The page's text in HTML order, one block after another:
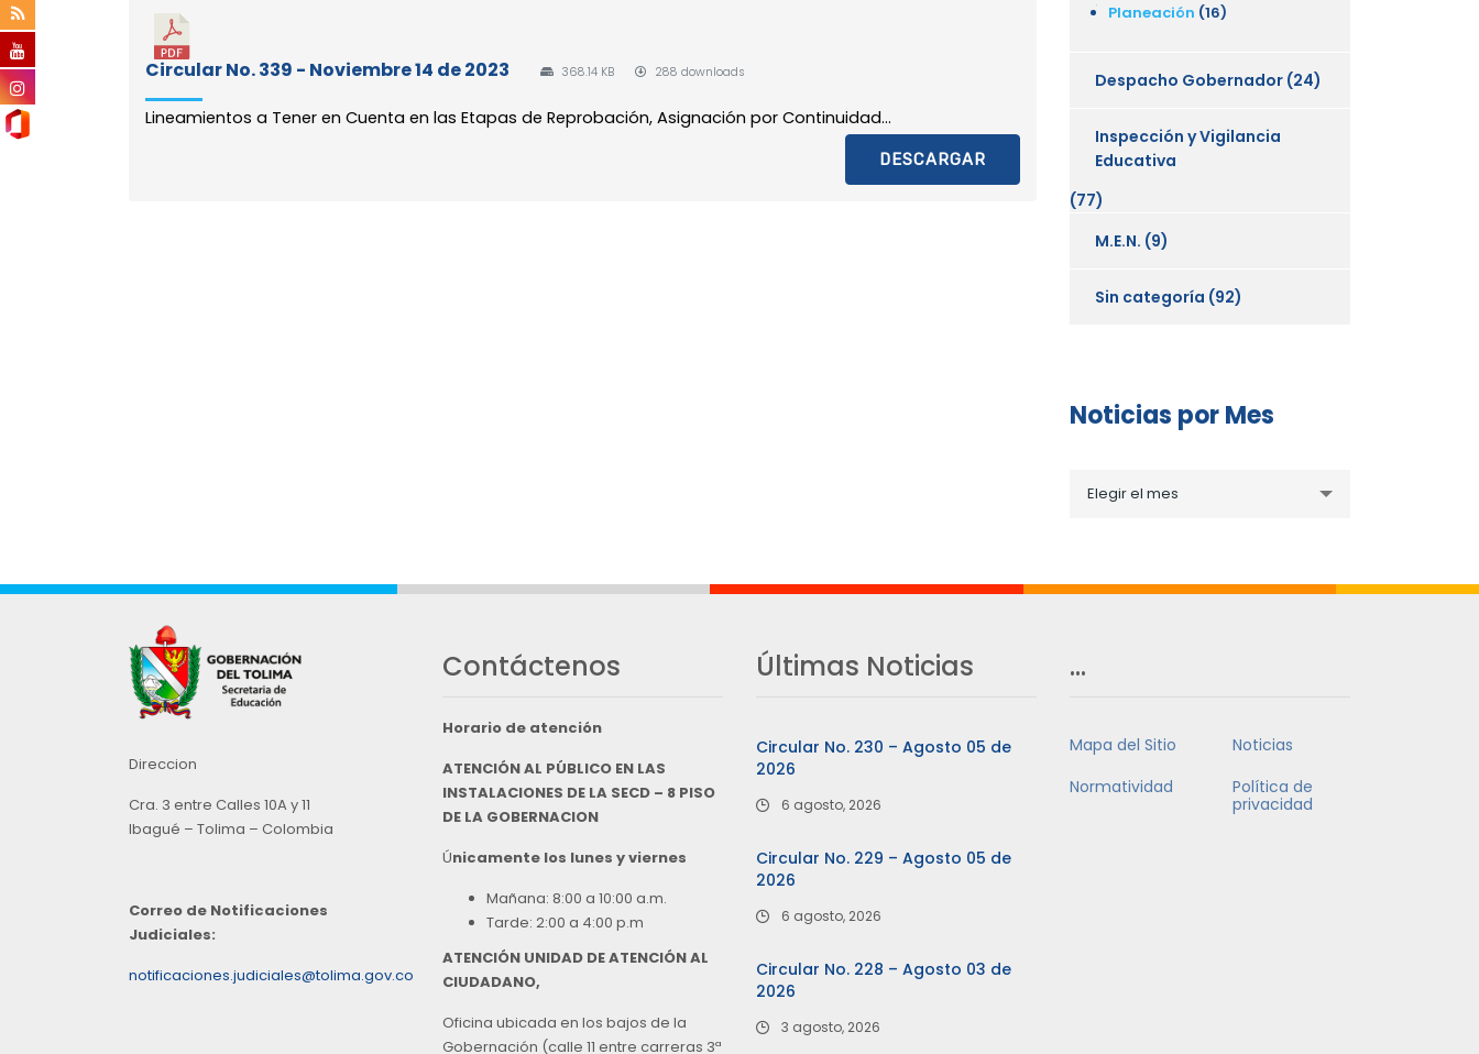
Circular No. 339 - Noviembre 14 de 2023 368.14 KB 288 downloads
Lineamientos a Tener en Cuenta en las Etapas de Reprobación, Asignación por Continuidad...
DESCARGAR
Planeación (16)
Despacho Gobernador (24)
Inspección y Vigilancia
Educativa
(77)
M.E.N. (9)
Sin categoría (92)
Noticias por Mes
porElegir el mes
Direccion
Cra. 3 entre Calles 10A y 11
Ibagué – Tolima – Colombia
Correo de Notificaciones
Judiciales:
notificaciones.judiciales@tolima.gov.co
Contáctenos
Horario de atención
ATENCIÓN AL PÚBLICO EN LAS
INSTALACIONES DE LA SECD – 8 PISO
DE LA GOBERNACION
Únicamente los lunes y viernes
Mañana: 8:00 a 10:00 a.m.
Tarde: 2:00 a 4:00 p.m
ATENCIÓN UNIDAD DE ATENCIÓN AL
CIUDADANO,
Oficina ubicada en los bajos de la
Gobernación (calle 11 entre carreras 3ª
Últimas Noticias
Circular No. 230 – Agosto 05 de
2026
6 agosto, 2026
Circular No. 229 – Agosto 05 de
2026
6 agosto, 2026
Circular No. 228 – Agosto 03 de
2026
3 agosto, 2026
…
Mapa del Sitio
Noticias
Normatividad
Política de
privacidad